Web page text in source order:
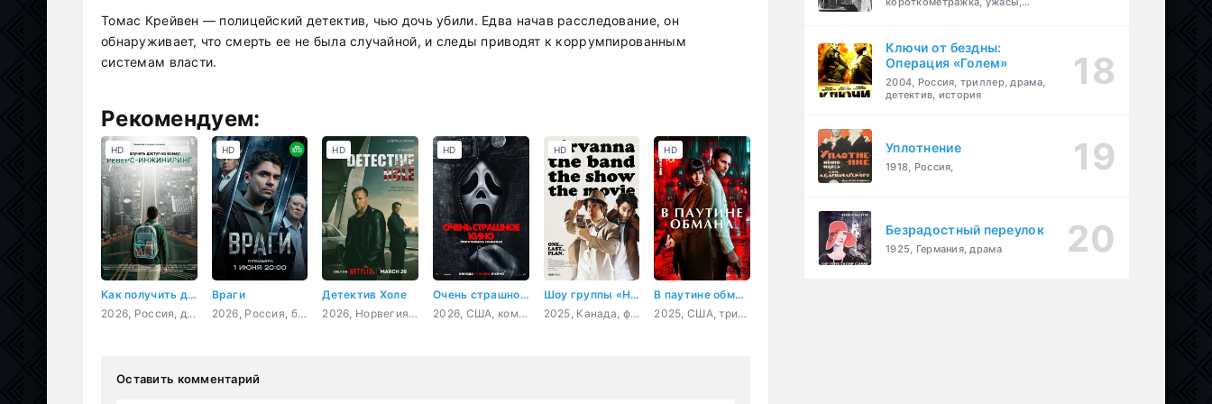
Томас Крейвен — полицейский детектив, чью дочь убили. Едва начав расследование, он
обнаруживает, что смерть ее не была случайной, и следы приводят к коррумпированным
системам власти.
Рекомендуем:
Как получить доступ ко всему: Реверс-инжиниринг
2026, Россия, документальный
HD
Враги
2026, Россия, боевик, криминал
HD
Детектив Холе
2026, Норвегия, США, детектив, криминал, триллер
HD
Очень страшное кино 6
2026, США, комедия, ужасы
HD
Шоу группы «Нирванна». Фильм
2025, Канада, фантастика, комедия, приключения
HD
В паутине обмана
2025, США, триллер
HD
Оставить комментарий
Ключи от бездны:
Операция «Голем»
2004, Россия, триллер, драма,
детектив, история
Уплотнение
1918, Россия,
Безрадостный переулок
1925, Германия, драма